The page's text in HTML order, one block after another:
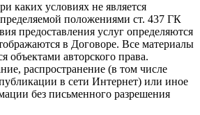
каких условиях не является
положениями ст. 437 ГК
предоставления услуг определяются
в Договоре. Все материалы
объектами авторского права.
распространение (в том числе
в сети Интернет) или иное
без письменного разрешения